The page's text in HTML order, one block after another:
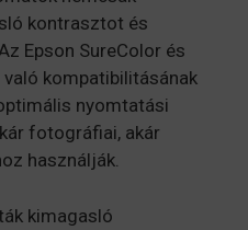
kontrasztot és
Epson SureColor és
kompatibilitásának
nyomtatási
fotográfiai, akár
használják.
kimagasló